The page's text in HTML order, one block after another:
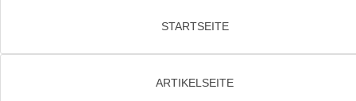
STARTSEITE
ARTIKELSEITE